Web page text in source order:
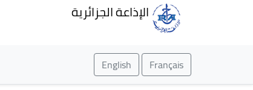
الإذاعة الجزائرية
Français
English